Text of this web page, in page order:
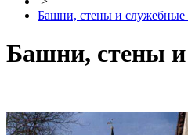
Башни, стены и служебные
Башни, стены и